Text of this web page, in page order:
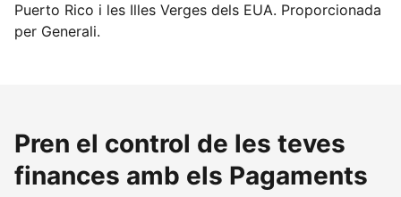
Puerto Rico i les Illes Verges dels EUA. Proporcionada
per Generali.
Pren el control de les teves
finances amb els Pagaments